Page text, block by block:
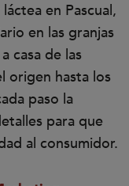
en Pascual,
en las granjas
casa de las
origen hasta los
paso la
para que
al consumidor.